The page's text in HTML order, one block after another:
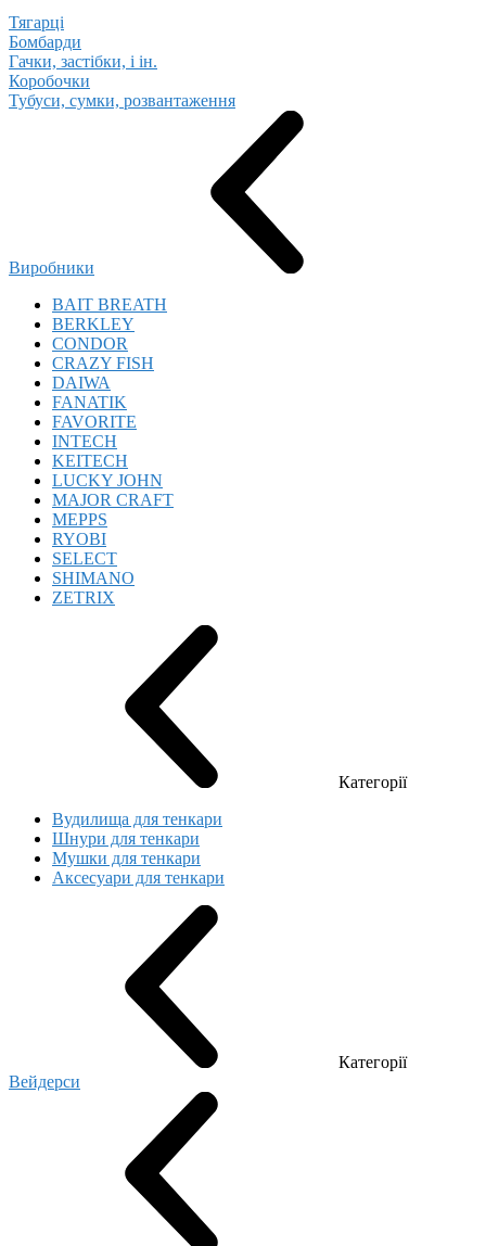
Тягарці
Бомбарди
Гачки, застібки, і ін.
Коробочки
Тубуси, сумки, розвантаження
Виробники
BAIT BREATH
BERKLEY
CONDOR
CRAZY FISH
DAIWA
FANATIK
FAVORITE
INTECH
KEITECH
LUCKY JOHN
MAJOR CRAFT
MEPPS
RYOBI
SELECT
SHIMANO
ZETRIX
Категорії
Вудилища для тенкари
Шнури для тенкари
Мушки для тенкари
Аксесуари для тенкари
Категорії
Вейдерси